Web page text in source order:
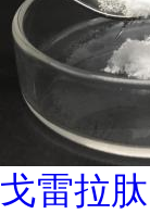
戈雷拉